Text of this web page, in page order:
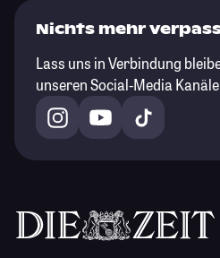
Nichts mehr
Lass uns in Verbindung
unseren Social-Media